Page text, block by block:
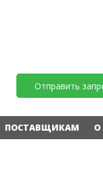
Отправить
ПОСТАВЩИКАМ О